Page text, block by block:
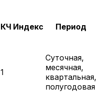
КЧ Индекс Период
1
Суточная,
месячная,
квартальная,
полугодовая